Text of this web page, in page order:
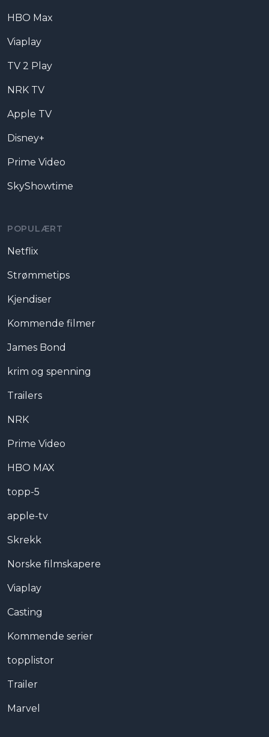
HBO Max
Viaplay
TV 2 Play
NRK TV
Apple TV
Disney+
Prime Video
SkyShowtime
POPULÆRT
Netflix
Strømmetips
Kjendiser
Kommende filmer
James Bond
krim og spenning
Trailers
NRK
Prime Video
HBO MAX
topp-5
apple-tv
Skrekk
Norske filmskapere
Viaplay
Casting
Kommende serier
topplistor
Trailer
Marvel